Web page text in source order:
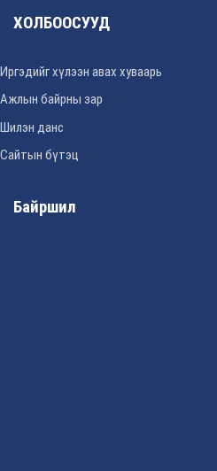
ХОЛБООСУУД
Иргэдийг хүлээн авах хуваарь
Ажлын байрны зар
Шилэн данс
Сайтын бүтэц
Байршил